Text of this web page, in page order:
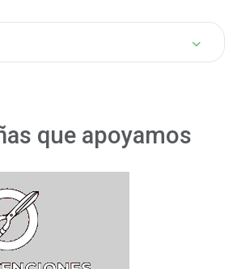
que apoyamos